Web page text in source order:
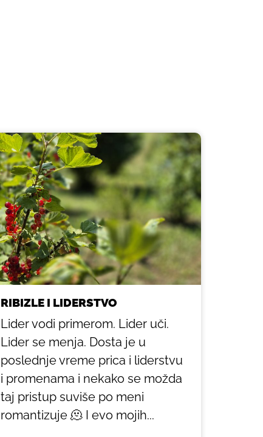
RIBIZLE I LIDERSTVO
Lider vodi primerom. Lider uči.
Lider se menja. Dosta je u
poslednje vreme prica i liderstvu
i promenama i nekako se možda
taj pristup suviše po meni
romantizuje 🫠 I evo mojih...